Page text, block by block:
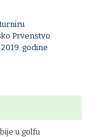
Prvenstvo
godine
u golfu